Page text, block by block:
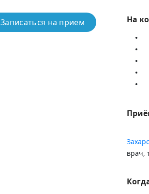
Записаться на прием На
врач,